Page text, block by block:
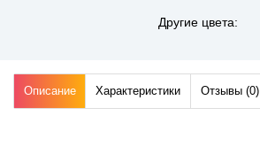
Другие цвета:
Описание Характеристики Отзывы (0)